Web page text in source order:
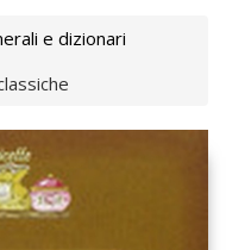
e dizionari